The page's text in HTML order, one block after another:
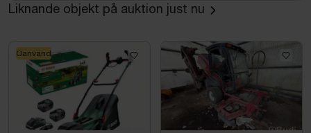
Liknande objekt på auktion just nu
Oanvänd